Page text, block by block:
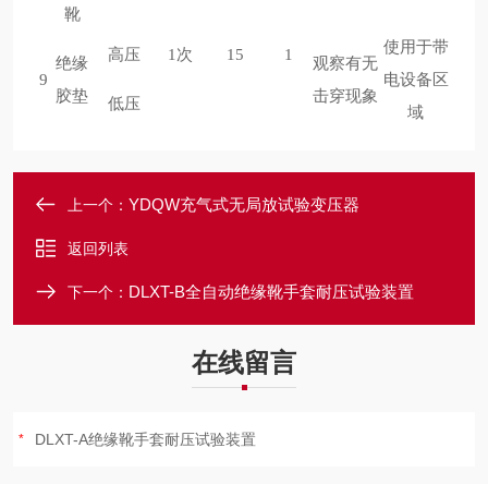
靴
9
绝缘
胶垫
高压 1次 15 1
观察有无
击穿现象
使用于带
电设备区
域
低压
上一个： YDQW充气式无局放试验变压器
返回列表
下一个： DLXT-B全自动绝缘靴手套耐压试验装置
在线留言